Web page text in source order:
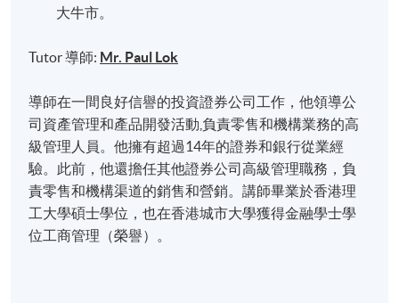
大牛市。
Tutor 導師: Mr. Paul Lok
導師在一間良好信譽的投資證券公司工作，他領導公
司資產管理和產品開發活動,負責零售和機構業務的高
級管理人員。他擁有超過14年的證券和銀行從業經
驗。此前，他還擔任其他證券公司高級管理職務，負
責零售和機構渠道的銷售和營銷。講師畢業於香港理
工大學碩士學位，也在香港城市大學獲得金融學士學
位工商管理（榮譽）。